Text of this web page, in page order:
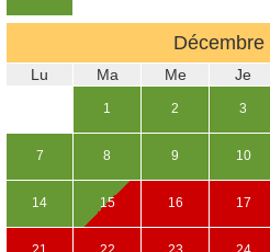
Décembre
Lu Ma Me Je
1 2 3
7 8 9 10
14 15 16 17